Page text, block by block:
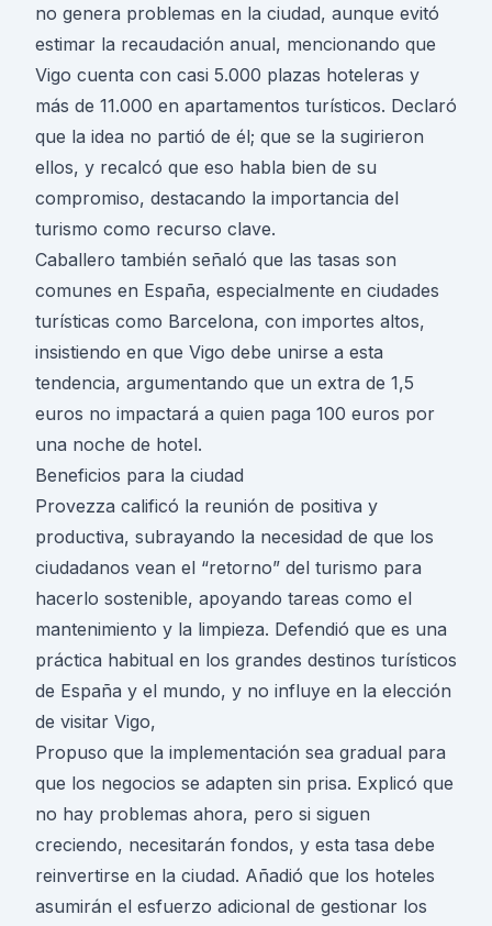
no genera problemas en la ciudad, aunque evitó
estimar la recaudación anual, mencionando que
Vigo cuenta con casi 5.000 plazas hoteleras y
más de 11.000 en apartamentos turísticos. Declaró
que la idea no partió de él; que se la sugirieron
ellos, y recalcó que eso habla bien de su
compromiso, destacando la importancia del
turismo como recurso clave.
Caballero también señaló que las tasas son
comunes en España, especialmente en ciudades
turísticas como Barcelona, con importes altos,
insistiendo en que Vigo debe unirse a esta
tendencia, argumentando que un extra de 1,5
euros no impactará a quien paga 100 euros por
una noche de hotel.
Beneficios para la ciudad
Provezza calificó la reunión de positiva y
productiva, subrayando la necesidad de que los
ciudadanos vean el “retorno” del turismo para
hacerlo sostenible, apoyando tareas como el
mantenimiento y la limpieza. Defendió que es una
práctica habitual en los grandes destinos turísticos
de España y el mundo, y no influye en la elección
de visitar Vigo,
Propuso que la implementación sea gradual para
que los negocios se adapten sin prisa. Explicó que
no hay problemas ahora, pero si siguen
creciendo, necesitarán fondos, y esta tasa debe
reinvertirse en la ciudad. Añadió que los hoteles
asumirán el esfuerzo adicional de gestionar los